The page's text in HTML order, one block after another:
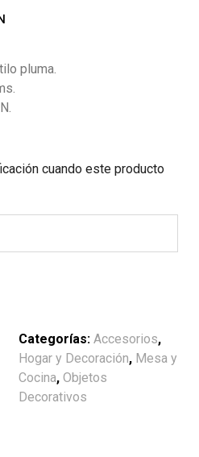
pluma.
cuando este producto
Categorías: Accesorios,
Hogar y Decoración, Mesa y
Cocina, Objetos
Decorativos